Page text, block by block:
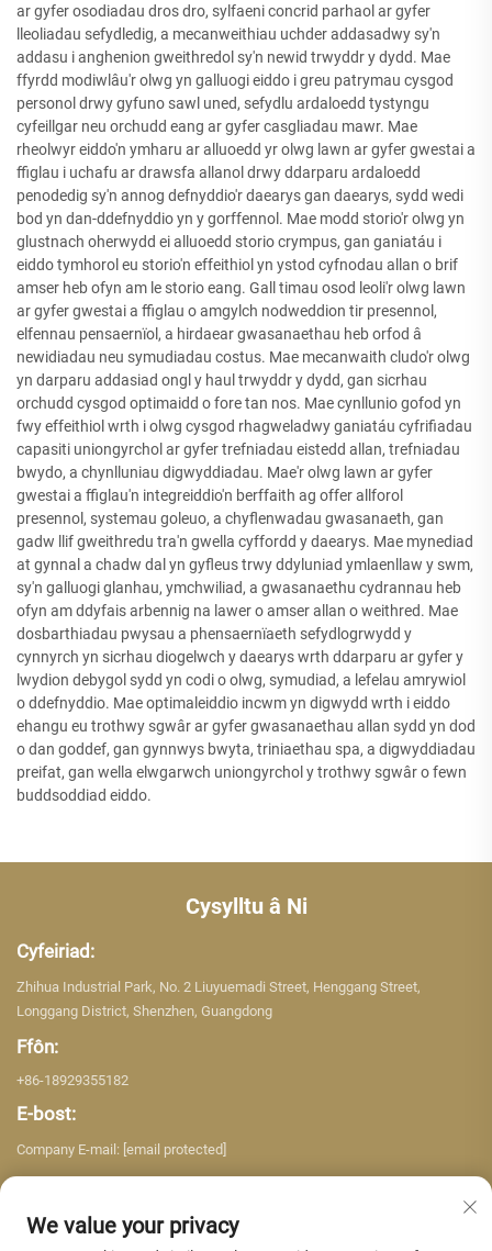
ar gyfer osodiadau dros dro, sylfaeni concrid parhaol ar gyfer
lleoliadau sefydledig, a mecanweithiau uchder addasadwy sy'n
addasu i anghenion gweithredol sy'n newid trwyddr y dydd. Mae
ffyrdd modiwlâu'r olwg yn galluogi eiddo i greu patrymau cysgod
personol drwy gyfuno sawl uned, sefydlu ardaloedd tystyngu
cyfeillgar neu orchudd eang ar gyfer casgliadau mawr. Mae
rheolwyr eiddo'n ymharu ar alluoedd yr olwg lawn ar gyfer gwestai a
ffiglau i uchafu ar drawsfa allanol drwy ddarparu ardaloedd
penodedig sy'n annog defnyddio'r daearys gan daearys, sydd wedi
bod yn dan-ddefnyddio yn y gorffennol. Mae modd storio'r olwg yn
glustnach oherwydd ei alluoedd storio crympus, gan ganiatáu i
eiddo tymhorol eu storio'n effeithiol yn ystod cyfnodau allan o brif
amser heb ofyn am le storio eang. Gall timau osod leoli'r olwg lawn
ar gyfer gwestai a ffiglau o amgylch nodweddion tir presennol,
elfennau pensaernïol, a hirdaear gwasanaethau heb orfod â
newidiadau neu symudiadau costus. Mae mecanwaith cludo'r olwg
yn darparu addasiad ongl y haul trwyddr y dydd, gan sicrhau
orchudd cysgod optimaidd o fore tan nos. Mae cynllunio gofod yn
fwy effeithiol wrth i olwg cysgod rhagweladwy ganiatáu cyfrifiadau
capasiti uniongyrchol ar gyfer trefniadau eistedd allan, trefniadau
bwydo, a chynlluniau digwyddiadau. Mae'r olwg lawn ar gyfer
gwestai a ffiglau'n integreiddio'n berffaith ag offer allforol
presennol, systemau goleuo, a chyflenwadau gwasanaeth, gan
gadw llif gweithredu tra'n gwella cyffordd y daearys. Mae mynediad
at gynnal a chadw dal yn gyfleus trwy ddyluniad ymlaenllaw y swm,
sy'n galluogi glanhau, ymchwiliad, a gwasanaethu cydrannau heb
ofyn am ddyfais arbennig na lawer o amser allan o weithred. Mae
dosbarthiadau pwysau a phensaernïaeth sefydlogrwydd y
cynnyrch yn sicrhau diogelwch y daearys wrth ddarparu ar gyfer y
lwydion debygol sydd yn codi o olwg, symudiad, a lefelau amrywiol
o ddefnyddio. Mae optimaleiddio incwm yn digwydd wrth i eiddo
ehangu eu trothwy sgwâr ar gyfer gwasanaethau allan sydd yn dod
o dan goddef, gan gynnwys bwyta, triniaethau spa, a digwyddiadau
preifat, gan wella elwgarwch uniongyrchol y trothwy sgwâr o fewn
buddsoddiad eiddo.
Cysylltu â Ni
Cyfeiriad:
Zhihua Industrial Park, No. 2 Liuyuemadi Street, Henggang Street,
Longgang District, Shenzhen, Guangdong
Ffôn:
+86-18929355182
E-bost:
Company E-mail: [email protected]
We value your privacy